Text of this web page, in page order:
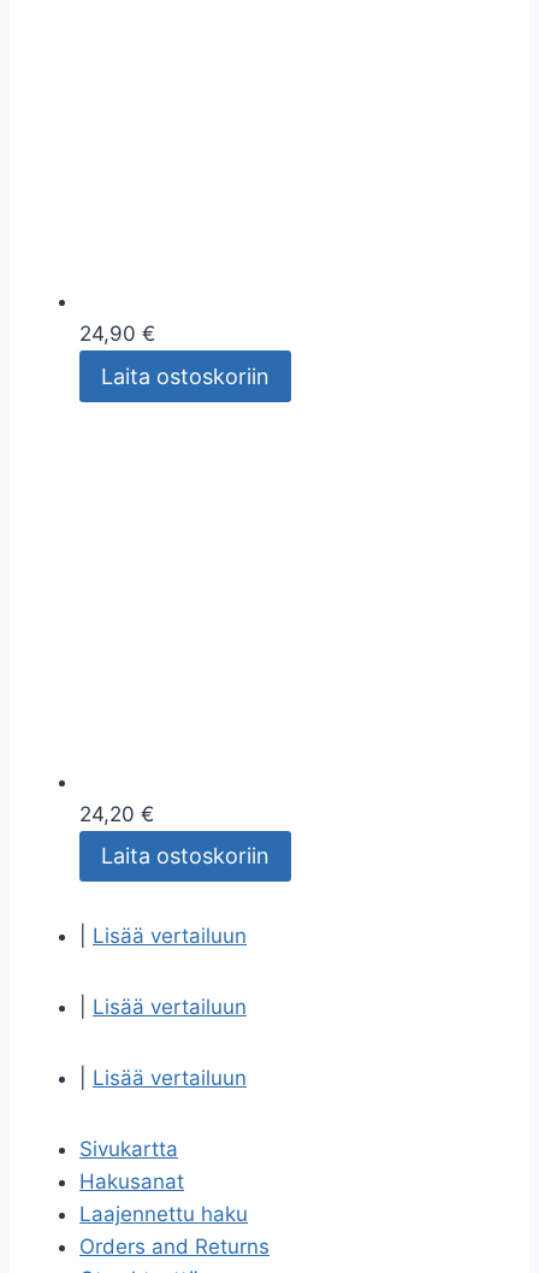
24,90 €
Laita ostoskoriin
24,20 €
Laita ostoskoriin
Lisää vertailuun
Lisää vertailuun
Lisää vertailuun
Sivukartta
Hakusanat
Laajennettu haku
Orders and Returns